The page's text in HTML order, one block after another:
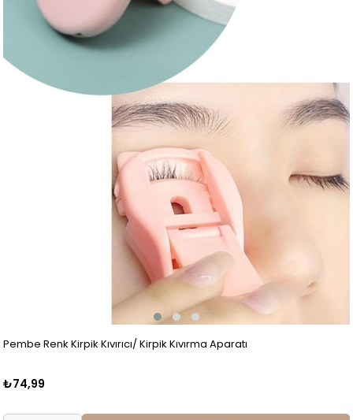
Pembe Renk Kirpik Kıvırıcı/ Kirpik Kıvırma Aparatı
₺74,99